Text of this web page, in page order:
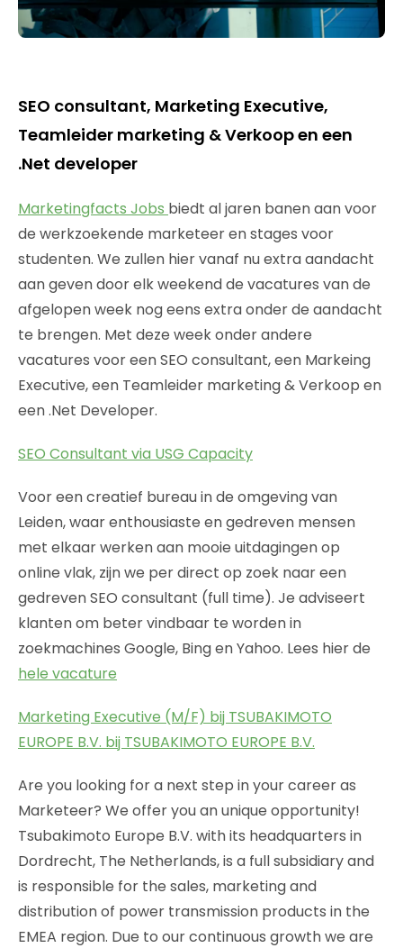
SEO consultant, Marketing Executive,
Teamleider marketing & Verkoop en een
.Net developer
Marketingfacts Jobs biedt al jaren banen aan voor
de werkzoekende marketeer en stages voor
studenten. We zullen hier vanaf nu extra aandacht
aan geven door elk weekend de vacatures van de
afgelopen week nog eens extra onder de aandacht
te brengen. Met deze week onder andere
vacatures voor een SEO consultant, een Markeing
Executive, een Teamleider marketing & Verkoop en
een .Net Developer.
SEO Consultant via USG Capacity
Voor een creatief bureau in de omgeving van
Leiden, waar enthousiaste en gedreven mensen
met elkaar werken aan mooie uitdagingen op
online vlak, zijn we per direct op zoek naar een
gedreven SEO consultant (full time). Je adviseert
klanten om beter vindbaar te worden in
zoekmachines Google, Bing en Yahoo. Lees hier de
hele vacature
Marketing Executive (M/F) bij TSUBAKIMOTO
EUROPE B.V. bij TSUBAKIMOTO EUROPE B.V.
Are you looking for a next step in your career as
Marketeer? We offer you an unique opportunity!
Tsubakimoto Europe B.V. with its headquarters in
Dordrecht, The Netherlands, is a full subsidiary and
is responsible for the sales, marketing and
distribution of power transmission products in the
EMEA region. Due to our continuous growth we are